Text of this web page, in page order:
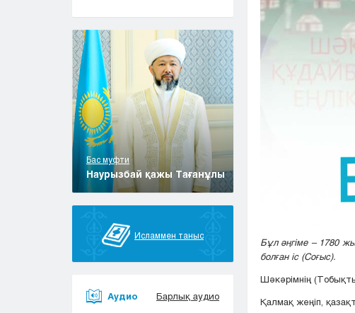
Бас муфти
Наурызбай қажы Тағанұлы
Исламмен таныс
Аудио Барлық аудио
Бұл әңгіме – 1780
болған іс (Соғыс).
Шәкәрімнің
Қалмақ жеңіп,